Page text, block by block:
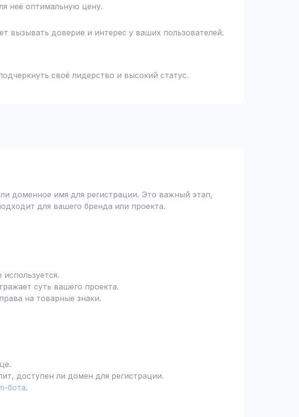
неё оптимальную цену.
вызывать доверие и интерес у ваших пользователей.
своё лидерство и высокий статус.
доменное имя для регистрации. Это важный этап,
для вашего бренда или проекта.
суть вашего проекта.
на товарные знаки.
доступен ли домен для регистрации.
бота.